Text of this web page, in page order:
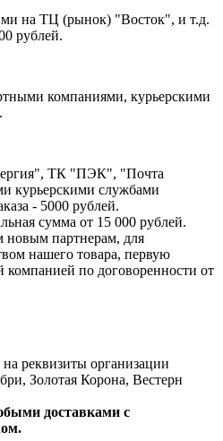
на ТЦ (рынок) "Восток", и т.д.
рублей.
компаниями, курьерскими
ТК "ПЭК", "Почта
курьерскими службами
- 5000 рублей.
сумма от 15 000 рублей.
новым партнерам, для
нашего товара, первую
компанией по договоренности от
реквизиты организации
Золотая Корона, Вестерн
доставками с